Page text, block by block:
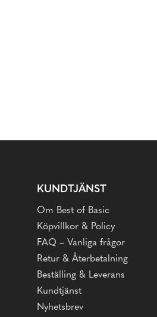
KUNDTJÄNST
Om Best of Basic
Köpvillkor & Policy
FAQ – Vanliga frågor
Retur & Återbetalning
Beställing & Leverans
Kundtjänst
Nyhetsbrev